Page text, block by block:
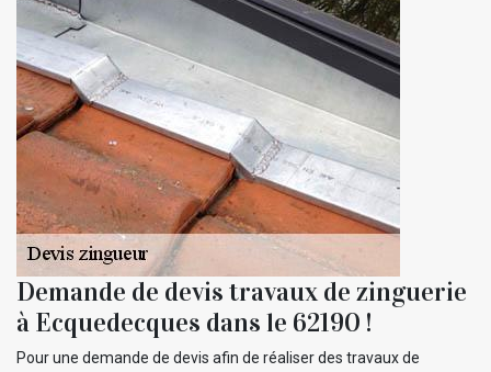
Demande de devis travaux de zinguerie
à Ecquedecques dans le 62190 !
Pour une demande de devis afin de réaliser des travaux de